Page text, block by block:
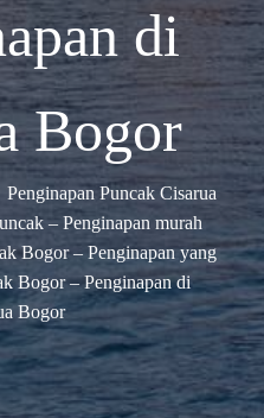
di
Bogor
Penginapan Puncak Cisarua
– Penginapan murah
Bogor – Penginapan yang
Bogor – Penginapan di
Bogor